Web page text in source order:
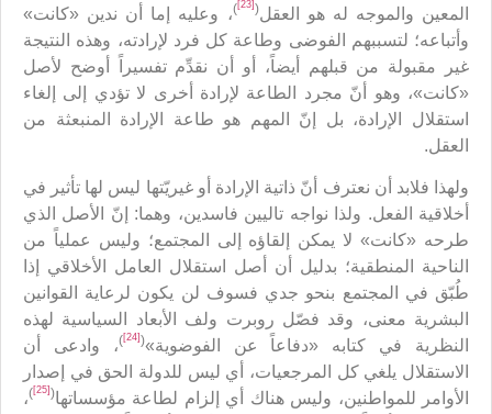
المعين والموجه له هو العقل(
[23]
)، وعليه إما أن ندين «كانت»
وأتباعه؛ لتسببهم الفوضى وطاعة كل فرد لإرادته، وهذه النتيجة
غير مقبولة من قبلهم أيضاً، أو أن نقدِّم تفسيراً أوضح لأصل
«كانت»، وهو أنّ مجرد الطاعة لإرادة أخرى لا تؤدي إلى إلغاء
استقلال الإرادة، بل إنّ المهم هو طاعة الإرادة المنبعثة من
العقل.
ولهذا فلابد أن نعترف أنّ ذاتية الإرادة أو غيريّتها ليس لها تأثير في
أخلاقية الفعل. ولذا نواجه تاليين فاسدين، وهما: إنّ الأصل الذي
طرحه «كانت» لا يمكن إلقاؤه إلى المجتمع؛ وليس عملياً من
الناحية المنطقية؛ بدليل أن أصل استقلال العامل الأخلاقي إذا
طُبّق في المجتمع بنحو جدي فسوف لن يكون لرعاية القوانين
البشرية معنى، وقد فصّل روبرت ولف الأبعاد السياسية لهذه
النظرية في كتابه «دفاعاً عن الفوضوية»(
[24]
)، وادعى أن
الاستقلال يلغي كل المرجعيات، أي ليس للدولة الحق في إصدار
الأوامر للمواطنين، وليس هناك أي إلزام لطاعة مؤسساتها(
[25]
)،